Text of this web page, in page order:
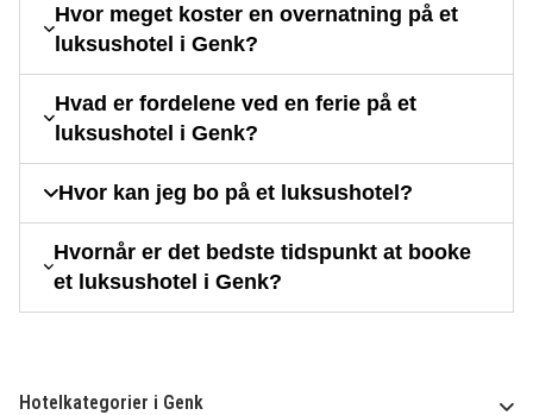
Hvor meget koster en overnatning på et
luksushotel i Genk?
Hvad er fordelene ved en ferie på et
luksushotel i Genk?
Hvor kan jeg bo på et luksushotel?
Hvornår er det bedste tidspunkt at booke
et luksushotel i Genk?
Hotelkategorier i Genk